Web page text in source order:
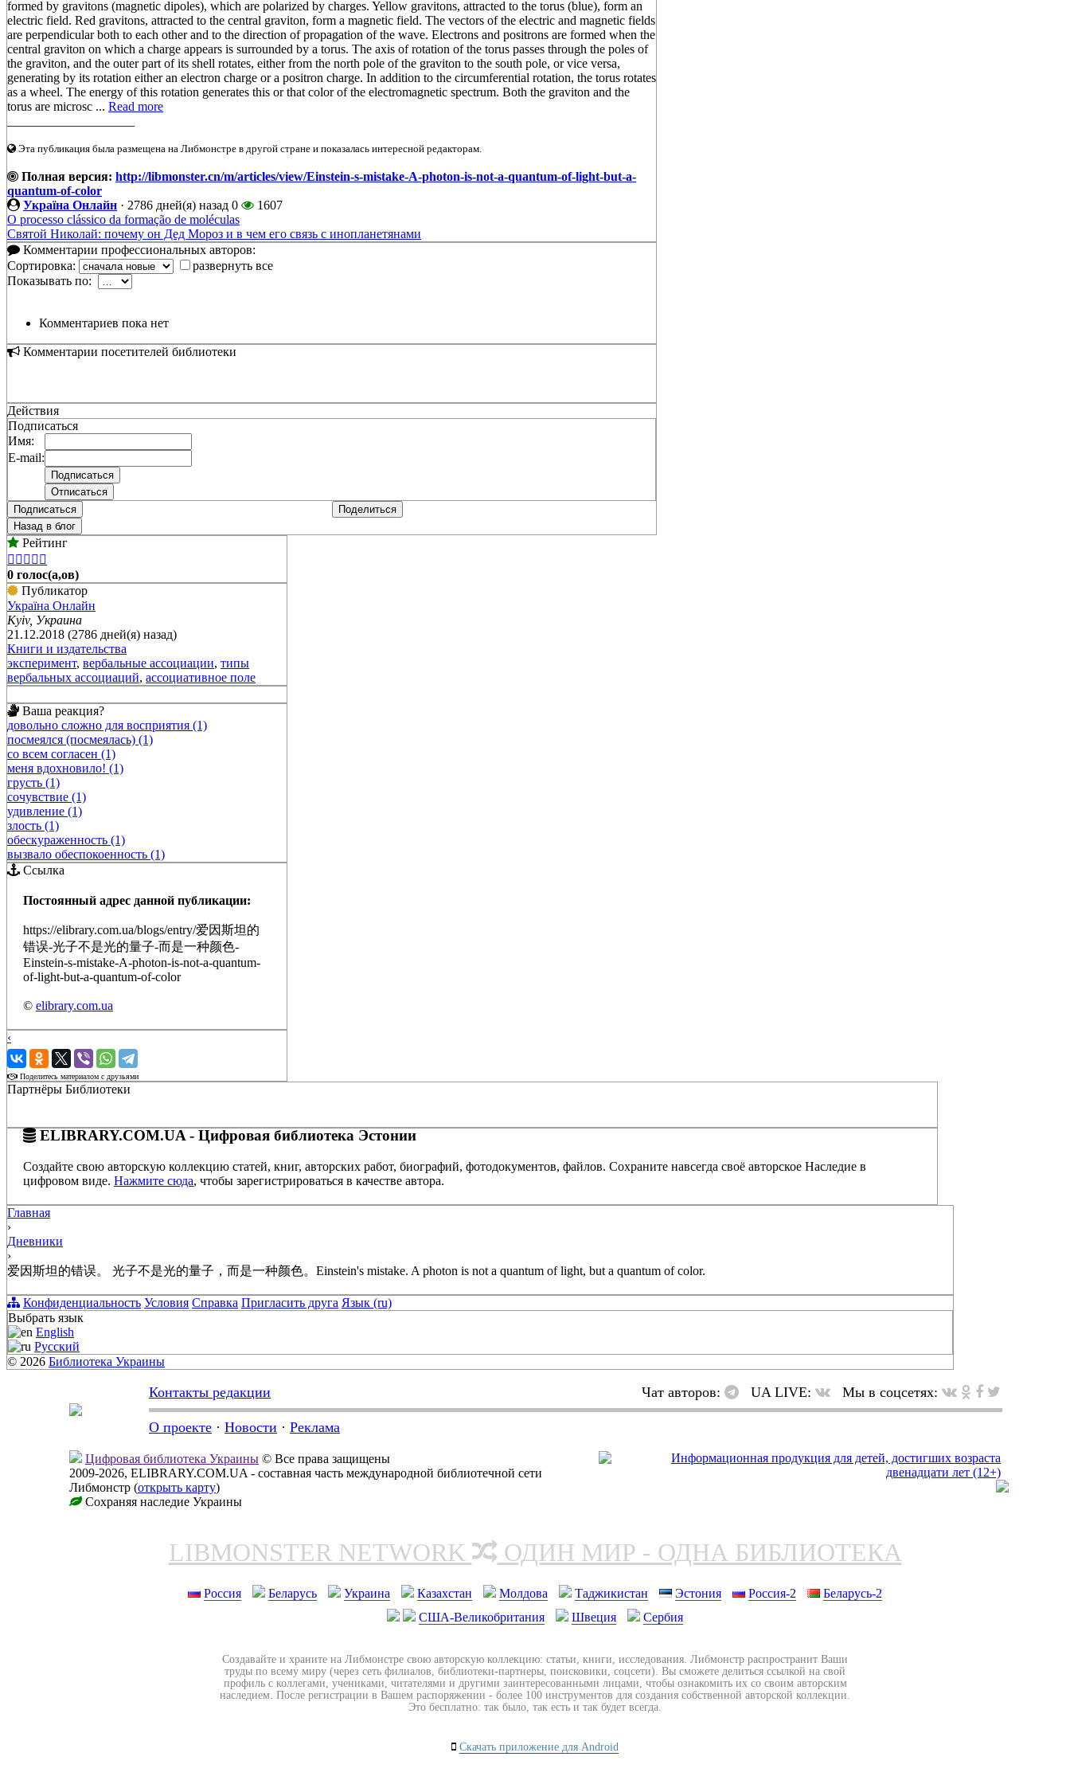
formed by gravitons (magnetic dipoles), which are polarized by charges. Yellow gravitons, attracted to the torus (blue), form an
electric field. Red gravitons, attracted to the central graviton, form a magnetic field. The vectors of the electric and magnetic fields
are perpendicular both to each other and to the direction of propagation of the wave. Electrons and positrons are formed when the
central graviton on which a charge appears is surrounded by a torus. The axis of rotation of the torus passes through the poles of
the graviton, and the outer part of its shell rotates, either from the north pole of the graviton to the south pole, or vice versa,
generating by its rotation either an electron charge or a positron charge. In addition to the circumferential rotation, the torus rotates
as a wheel. The energy of this rotation generates this or that color of the electromagnetic spectrum. Both the graviton and the
torus are microsc ... Read more
Эта публикация была размещена на Либмонстре в другой стране и показалась интересной редакторам.
Полная версия: http://libmonster.cn/m/articles/view/Einstein-s-mistake-A-photon-is-not-a-quantum-of-light-but-a-
quantum-of-color
Україна Онлайн · 2786 дней(я) назад 0
1607
O processo clássico da formação de moléculas
Святой Николай: почему он Дед Мороз и в чем его связь с инопланетянами
Комментарии профессиональных авторов:
Сортировка:
развернуть все
Показывать по:
Комментариев пока нет
Комментарии посетителей библиотеки
Действия
Подписаться
Имя:
E-mail:
Подписаться
Поделиться
Назад в блог
Рейтинг
    
0 голос(а,ов)
Публикатор
Україна Онлайн
Kyiv, Украина
21.12.2018 (2786 дней(я) назад)
Книги и издательства
эксперимент, вербальные ассоциации, типы
вербальных ассоциаций, ассоциативное поле
Ваша реакция?
довольно сложно для восприятия (1)
посмеялся (посмеялась) (1)
со всем согласен (1)
меня вдохновило! (1)
грусть (1)
сочувствие (1)
удивление (1)
злость (1)
обескураженность (1)
вызвало обеспокоенность (1)
Ссылка
Постоянный адрес данной публикации:
https://elibrary.com.ua/blogs/entry/爱因斯坦的
错误-光子不是光的量子-而是一种颜色-
Einstein-s-mistake-A-photon-is-not-a-quantum-
of-light-but-a-quantum-of-color
© elibrary.com.ua
‹
›
Поделитесь материалом с друзьями
Партнёры Библиотеки
ELIBRARY.COM.UA - Цифровая библиотека Эстонии
Создайте свою авторскую коллекцию статей, книг, авторских работ, биографий, фотодокументов, файлов. Сохраните навсегда своё авторское Наследие в
цифровом виде. Нажмите сюда, чтобы зарегистрироваться в качестве автора.
Главная
›
Дневники
›
爱因斯坦的错误。 光子不是光的量子，而是一种颜色。Einstein's mistake. A photon is not a quantum of light, but a quantum of color.
Конфиденциальность Условия Справка Пригласить друга Язык (ru)
Выбрать язык
English
Русский
© 2026 Библиотека Украины
Контакты редакции Чат авторов: UA LIVE: Мы в соцсетях:
О проекте · Новости · Реклама
Цифровая библиотека Украины © Все права защищены
2009-2026, ELIBRARY.COM.UA - составная часть международной библиотечной сети
Либмонстр (открыть карту)
Сохраняя наследие Украины
LIBMONSTER NETWORK ОДИН МИР - ОДНА БИБЛИОТЕКА
Россия Беларусь Украина Казахстан Молдова Таджикистан Эстония Россия-2
Беларусь-2
США-Великобритания
Швеция Сербия
Создавайте и храните на Либмонстре свою авторскую коллекцию: статьи, книги, исследования. Либмонстр распространит Ваши
труды по всему миру (через сеть филиалов, библиотеки-партнеры, поисковики, соцсети). Вы сможете делиться ссылкой на свой
профиль с коллегами, учениками, читателями и другими заинтересованными лицами, чтобы ознакомить их со своим авторским
наследием. После регистрации в Вашем распоряжении - более 100 инструментов для создания собственной авторской коллекции.
Это бесплатно: так было, так есть и так будет всегда.
Скачать приложение для Android